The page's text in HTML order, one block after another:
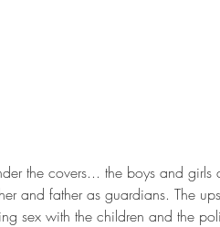
the covers... the boys and girls
and father as guardians. The
sex with the children and the